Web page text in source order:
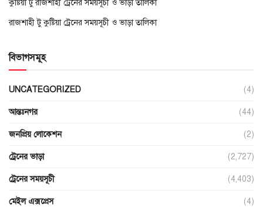
কুষ্টিয়া টু রাজশাহী ট্রেনের সময়সূচী ও ভাড়া তালিকা
রাজশাহী টু কুষ্টিয়া ট্রেনের সময়সূচী ও ভাড়া তালিকা
বিভাগসমূহ
UNCATEGORIZED (4)
আন্তঃনগর (44)
জনপ্রিয় লোকেশন (2)
ট্রেনের ভাড়া (2,727)
ট্রেনের সময়সূচী (4,403)
মেইল এক্সপ্রেস (4)